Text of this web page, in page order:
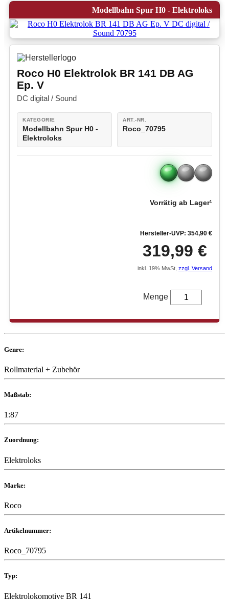
Modellbahn Spur H0 - Elektroloks
Roco H0 Elektrolok BR 141 DB AG
Ep. V
DC digital / Sound
KATEGORIE
Modellbahn Spur H0 -
Elektroloks
ART.-NR.
Roco_70795
Vorrätig ab Lager¹
Hersteller-UVP: 354,90 €
319,99 €
inkl. 19% MwSt, zzgl. Versand
Menge
Genre:
Rollmaterial + Zubehör
Maßstab:
1:87
Zuordnung:
Elektroloks
Marke:
Roco
Artikelnummer:
Roco_70795
Typ:
Elektrolokomotive BR 141